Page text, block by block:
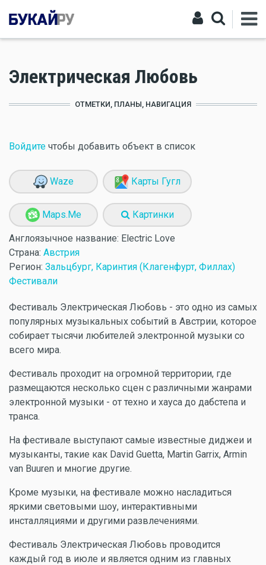
Электрическая Любовь
ОТМЕТКИ, ПЛАНЫ, НАВИГАЦИЯ
Войдите чтобы добавить объект в список
Waze Карты Гугл
Maps.Me Картинки
Англоязычное название: Electric Love
Страна: Австрия
Регион: Зальцбург, Каринтия (Клагенфурт, Филлах)
Фестивали
Фестиваль Электрическая Любовь - это одно из самых
популярных музыкальных событий в Австрии, которое
собирает тысячи любителей электронной музыки со
всего мира.
Фестиваль проходит на огромной территории, где
размещаются несколько сцен с различными жанрами
электронной музыки - от техно и хауса до дабстепа и
транса.
На фестивале выступают самые известные диджеи и
музыканты, такие как David Guetta, Martin Garrix, Armin
van Buuren и многие другие.
Кроме музыки, на фестивале можно насладиться
яркими световыми шоу, интерактивными
инсталляциями и другими развлечениями.
Фестиваль Электрическая Любовь проводится
каждый год в июле и является одним из главных